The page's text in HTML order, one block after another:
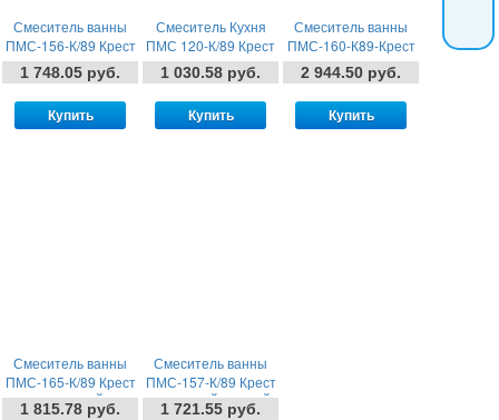
Смеситель ванны
ПМС-156-К/89 Крест
1 748.05 руб.
Купить
Смеситель Кухня
ПМС 120-К/89 Крест
(Подольск)
1 030.58 руб.
Купить
Смеситель ванны
ПМС-160-К89-Крест
(Казань)
2 944.50 руб.
Купить
Смеситель ванны
ПМС-165-К/89 Крест
(ШАРОВОЙ)
1 815.78 руб.
Смеситель ванны
ПМС-157-К/89 Крест
(ШАРОВОЙ. ЛИТОЙ)
1 721.55 руб.